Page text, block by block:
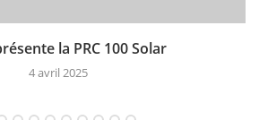
la PRC 100 Solar
4 avril 2025